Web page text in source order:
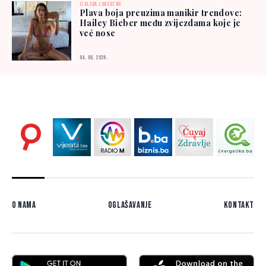
IZGLEDA LUKSUZNO
Plava boja preuzima manikir trendove:
Hailey Bieber među zvijezdama koje je
već nose
04. 08. 2026.
O nama Oglašavanje Kontakt